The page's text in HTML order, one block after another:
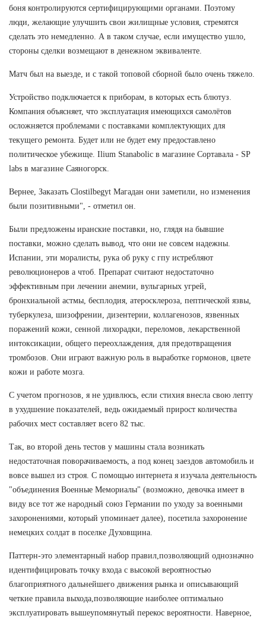
боня контролируются сертифицирующими органами. Поэтому
люди, желающие улучшить свои жилищные условия, стремятся
сделать это немедленно. А в таком случае, если имущество ушло,
стороны сделки возмещают в денежном эквиваленте.
Матч был на выезде, и с такой топовой сборной было очень тяжело.
Устройство подключается к приборам, в которых есть блютуз.
Компания объясняет, что эксплуатация имеющихся самолётов
осложняется проблемами с поставками комплектующих для
текущего ремонта. Будет или не будет ему предоставлено
политическое убежище. Ilium Stanabolic в магазине Сортавала - SP
labs в магазине Саяногорск.
Вернее, Заказать Clostilbegyt Магадан они заметили, но изменения
были позитивными", - отметил он.
Были предложены иранские поставки, но, глядя на бывшие
поставки, можно сделать вывод, что они не совсем надежны.
Испании, эти моралисты, рука об руку с гпу истребляют
революционеров а чтоб. Препарат считают недостаточно
эффективным при лечении анемии, вульгарных угрей,
бронхиальной астмы, бесплодия, атеросклероза, пептической язвы,
туберкулеза, шизофрении, дизентерии, коллагенозов, язвенных
поражений кожи, сенной лихорадки, переломов, лекарственной
интоксикации, общего переохлаждения, для предотвращения
тромбозов. Они играют важную роль в выработке гормонов, цвете
кожи и работе мозга.
С учетом прогнозов, я не удивлюсь, если стихия внесла свою лепту
в ухудшение показателей, ведь ожидаемый прирост количества
рабочих мест составляет всего 82 тыс.
Так, во второй день тестов у машины стала возникать
недостаточная поворачиваемость, а под конец заездов автомобиль и
вовсе вышел из строя. С помощью интернета я изучала деятельность
"объединения Военные Мемориалы" (возможно, девочка имеет в
виду все тот же народный союз Германии по уходу за военными
захоронениями, который упоминает далее), посетила захоронение
немецких солдат в поселке Духовщина.
Паттерн-это элементарный набор правил,позволяющий однозначно
идентифицировать точку входа с высокой вероятностью
благоприятного дальнейшего движения рынка и описывающий
четкие правила выхода,позволяющие наиболее оптимально
эксплуатировать вышеупомянутый перекос вероятности. Наверное,